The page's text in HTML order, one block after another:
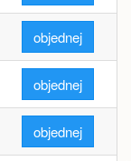
objednej
objednej
objednej